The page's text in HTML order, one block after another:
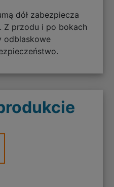
dół zabezpiecza
Z przodu i po bokach
odblaskowe